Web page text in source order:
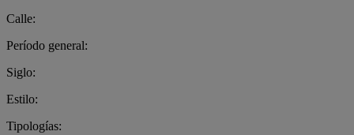
Calle:
Período general:
Siglo:
Estilo:
Tipologías: